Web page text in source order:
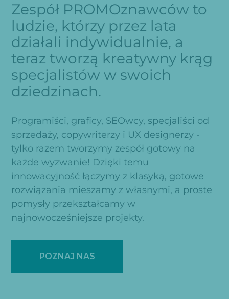
Zespół PROMOznawców to
ludzie, którzy przez lata
działali indywidualnie, a
teraz tworzą kreatywny krąg
specjalistów w swoich
dziedzinach.
Programiści, graficy, SEOwcy, specjaliści od
sprzedaży, copywriterzy i UX designerzy -
tylko razem tworzymy zespół gotowy na
każde wyzwanie! Dzięki temu
innowacyjność łączymy z klasyką, gotowe
rozwiązania mieszamy z własnymi, a proste
pomysły przekształcamy w
najnowocześniejsze projekty.
POZNAJ NAS